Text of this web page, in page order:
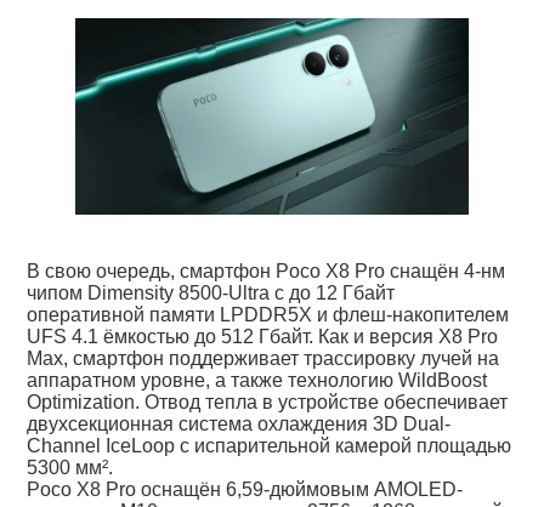
В свою очередь, смартфон Poco X8 Pro снащён 4-нм
чипом Dimensity 8500-Ultra с до 12 Гбайт
оперативной памяти LPDDR5X и флеш-накопителем
UFS 4.1 ёмкостью до 512 Гбайт. Как и версия X8 Pro
Max, смартфон поддерживает трассировку лучей на
аппаратном уровне, а также технологию WildBoost
Optimization. Отвод тепла в устройстве обеспечивает
двухсекционная система охлаждения 3D Dual-
Channel IceLoop с испарительной камерой площадью
5300 мм².
Poco X8 Pro оснащён 6,59-дюймовым AMOLED-